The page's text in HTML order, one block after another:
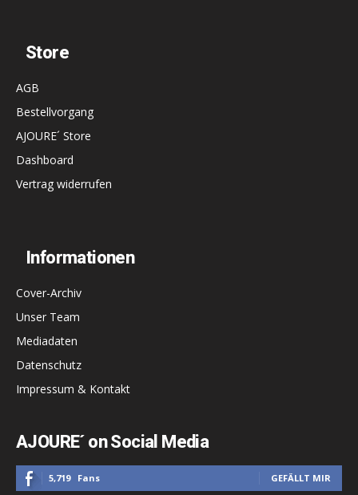
Store
AGB
Bestellvorgang
AJOURE´ Store
Dashboard
Vertrag widerrufen
Informationen
Cover-Archiv
Unser Team
Mediadaten
Datenschutz
Impressum & Kontakt
AJOURE´ on Social Media
5,719 Fans GEFÄLLT MIR